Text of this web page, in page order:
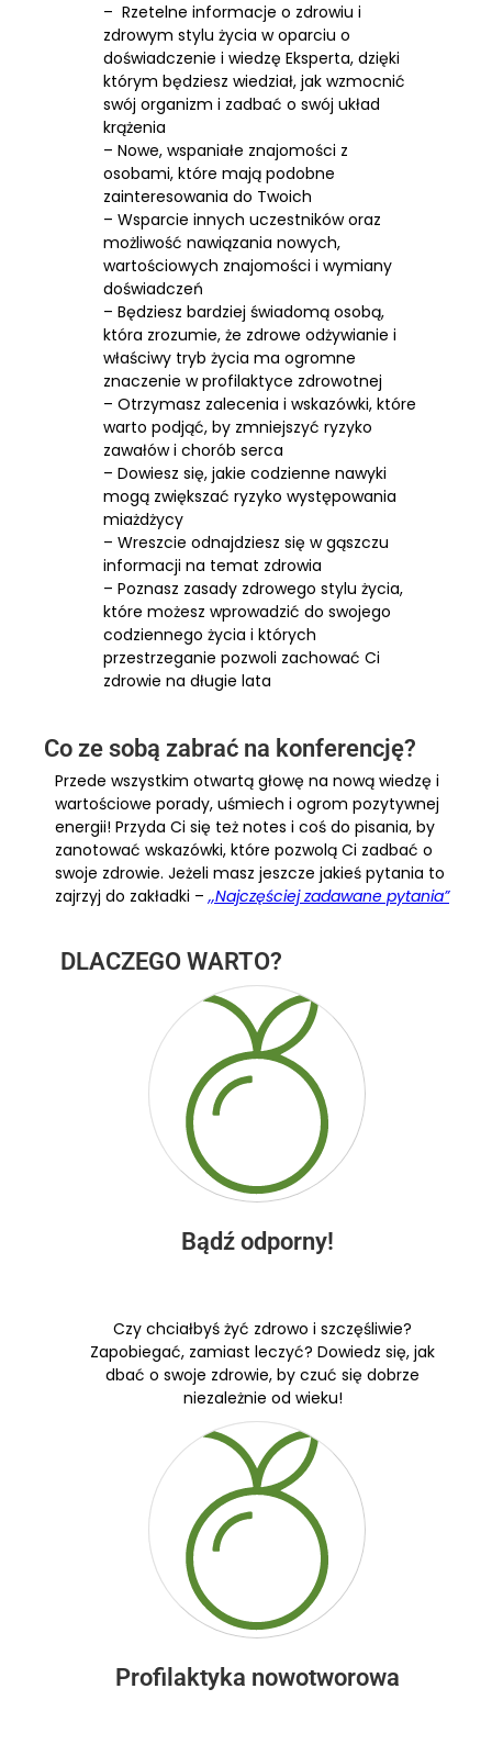
– Rzetelne informacje o zdrowiu i
zdrowym stylu życia w oparciu o
doświadczenie i wiedzę Eksperta, dzięki
którym będziesz wiedział, jak wzmocnić
swój organizm i zadbać o swój układ
krążenia
– Nowe, wspaniałe znajomości z
osobami, które mają podobne
zainteresowania do Twoich
– Wsparcie innych uczestników oraz
możliwość nawiązania nowych,
wartościowych znajomości i wymiany
doświadczeń
– Będziesz bardziej świadomą osobą,
która zrozumie, że zdrowe odżywianie i
właściwy tryb życia ma ogromne
znaczenie w profilaktyce zdrowotnej
– Otrzymasz zalecenia i wskazówki, które
warto podjąć, by zmniejszyć ryzyko
zawałów i chorób serca
– Dowiesz się, jakie codzienne nawyki
mogą zwiększać ryzyko występowania
miażdżycy
– Wreszcie odnajdziesz się w gąszczu
informacji na temat zdrowia
– Poznasz zasady zdrowego stylu życia,
które możesz wprowadzić do swojego
codziennego życia i których
przestrzeganie pozwoli zachować Ci
zdrowie na długie lata
Co ze sobą zabrać na konferencję?
Przede wszystkim otwartą głowę na nową wiedzę i
wartościowe porady, uśmiech i ogrom pozytywnej
energii! Przyda Ci się też notes i coś do pisania, by
zanotować wskazówki, które pozwolą Ci zadbać o
swoje zdrowie. Jeżeli masz jeszcze jakieś pytania to
zajrzyj do zakładki –,,Najczęściej zadawane pytania”
DLACZEGO WARTO?
Bądź odporny!
Czy chciałbyś żyć zdrowo i szczęśliwie?
Zapobiegać, zamiast leczyć? Dowiedz się, jak
dbać o swoje zdrowie, by czuć się dobrze
niezależnie od wieku!
Profilaktyka nowotworowa